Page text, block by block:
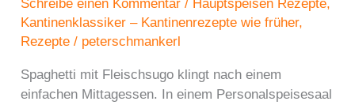
Schreibe einen Kommentar / Hauptspeisen Rezepte,
Kantinenklassiker – Kantinenrezepte wie früher,
Rezepte / peterschmankerl
Spaghetti mit Fleischsugo klingt nach einem
einfachen Mittagessen. In einem Personalspeisesaal